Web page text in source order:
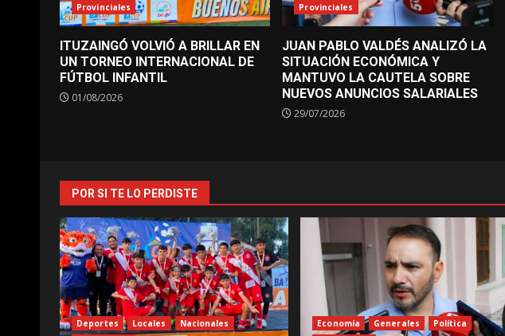
Provinciales
ITUZAINGÓ VOLVIÓ A BRILLAR EN
UN TORNEO INTERNACIONAL DE
FÚTBOL INFANTIL
01/08/2026
Provinciales
JUAN PABLO VALDÉS ANALIZÓ LA
SITUACIÓN ECONÓMICA Y
MANTUVO LA CAUTELA SOBRE
NUEVOS ANUNCIOS SALARIALES
29/07/2026
POR SI TE LO PERDISTE
Deportes Locales
Nacionales
Economía Generales
Política